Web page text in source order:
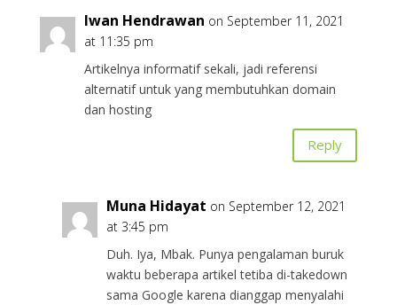
Iwan Hendrawan on September 11, 2021
at 11:35 pm
Artikelnya informatif sekali, jadi referensi
alternatif untuk yang membutuhkan domain
dan hosting
Reply
Muna Hidayat on September 12, 2021
at 3:45 pm
Duh. Iya, Mbak. Punya pengalaman buruk
waktu beberapa artikel tetiba di-takedown
sama Google karena dianggap menyalahi